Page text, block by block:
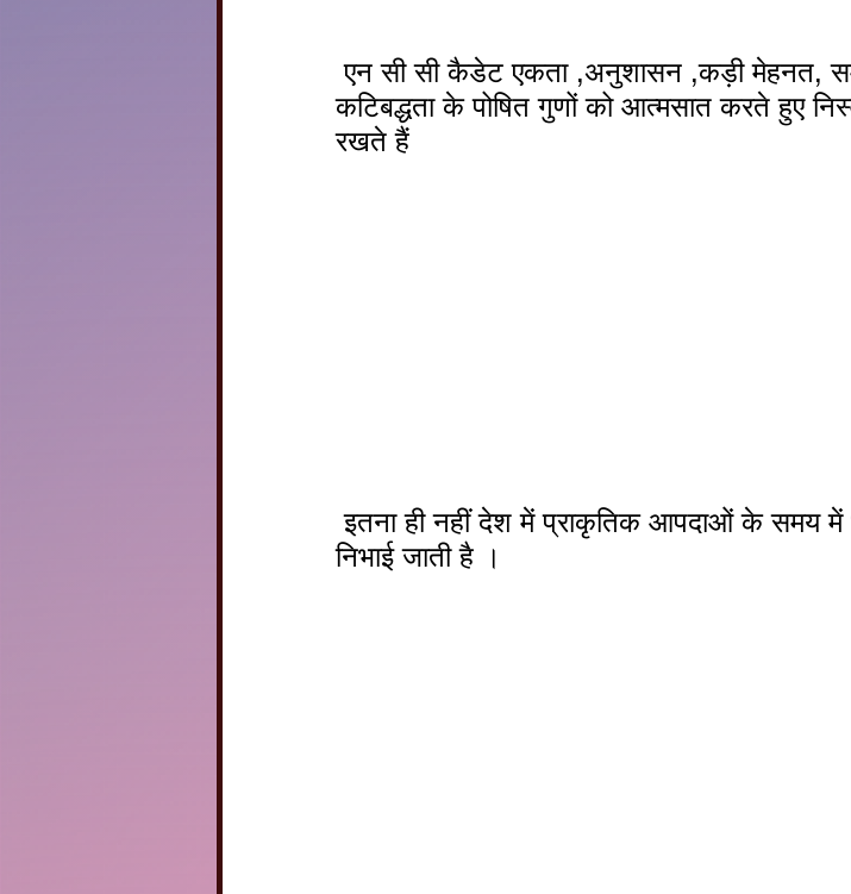
एन सी सी कैडेट एकता ,अनुशासन ,कड़ी मेहनत, समर्पण ,टीमवर्क के प्रति उनकी
कटिबद्धता के पोषित गुणों को आत्मसात करते हुए
रखते हैं
इतना ही नहीं देश में प्राकृतिक आपदाओं के समय में भी इन कैडेटो द्वारा  सराहनीय भूमिका
निभाई जाती है ।